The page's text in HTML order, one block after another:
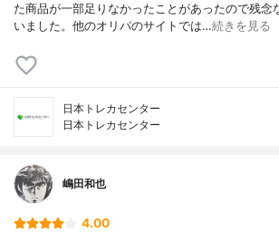
た商品が一部足りなかったことがあったので残念
いました。他のオリパのサイトでは…続きを見る
日本トレカセンター
日本トレカセンター
嶋田和也
4.00